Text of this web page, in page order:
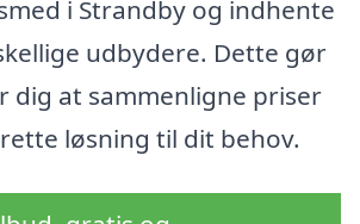
i Strandby og indhente
udbydere. Dette gør
dig at sammenligne priser
løsning til dit behov.